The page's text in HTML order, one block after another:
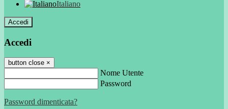
Italiano
Accedi
Accedi
button close ×
Nome Utente
Password
Password dimenticata?